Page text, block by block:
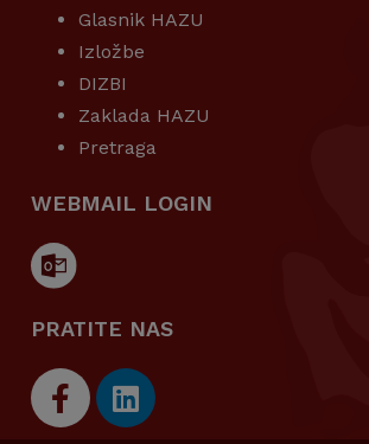
Glasnik HAZU
Izložbe
DIZBI
Zaklada HAZU
Pretraga
WEBMAIL LOGIN
PRATITE NAS